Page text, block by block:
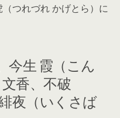
つれづれ かげとら）に
今生 霞（こん
香、不破
夜（いくさば